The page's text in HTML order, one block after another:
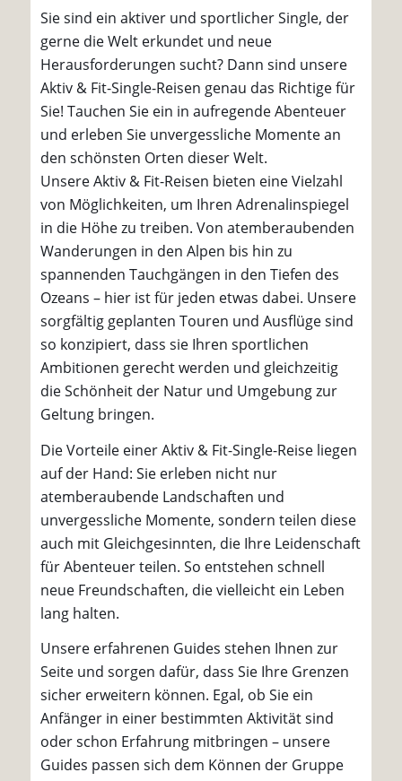
Sie sind ein aktiver und sportlicher Single, der
gerne die Welt erkundet und neue
Herausforderungen sucht? Dann sind unsere
Aktiv & Fit-Single-Reisen genau das Richtige für
Sie! Tauchen Sie ein in aufregende Abenteuer
und erleben Sie unvergessliche Momente an
den schönsten Orten dieser Welt.
Unsere Aktiv & Fit-Reisen bieten eine Vielzahl
von Möglichkeiten, um Ihren Adrenalinspiegel
in die Höhe zu treiben. Von atemberaubenden
Wanderungen in den Alpen bis hin zu
spannenden Tauchgängen in den Tiefen des
Ozeans – hier ist für jeden etwas dabei. Unsere
sorgfältig geplanten Touren und Ausflüge sind
so konzipiert, dass sie Ihren sportlichen
Ambitionen gerecht werden und gleichzeitig
die Schönheit der Natur und Umgebung zur
Geltung bringen.
Die Vorteile einer Aktiv & Fit-Single-Reise liegen
auf der Hand: Sie erleben nicht nur
atemberaubende Landschaften und
unvergessliche Momente, sondern teilen diese
auch mit Gleichgesinnten, die Ihre Leidenschaft
für Abenteuer teilen. So entstehen schnell
neue Freundschaften, die vielleicht ein Leben
lang halten.
Unsere erfahrenen Guides stehen Ihnen zur
Seite und sorgen dafür, dass Sie Ihre Grenzen
sicher erweitern können. Egal, ob Sie ein
Anfänger in einer bestimmten Aktivität sind
oder schon Erfahrung mitbringen – unsere
Guides passen sich dem Können der Gruppe